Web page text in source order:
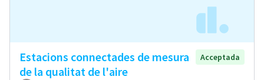
Estacions connectades de mesura
de la qualitat de l'aire
Acceptada